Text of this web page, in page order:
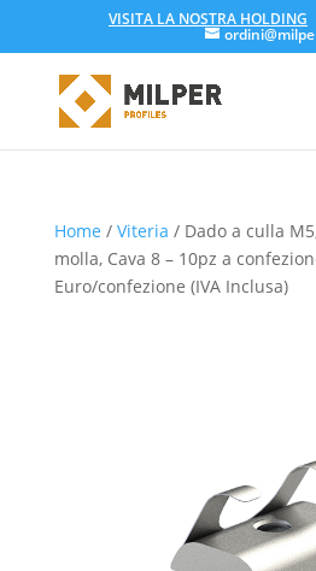
VISITA LA NOSTRA HOLDING
Products
search
Home / Viteria / Dado a culla
molla, Cava 8 – 10pz a
Euro/confezione (IVA Inclusa)